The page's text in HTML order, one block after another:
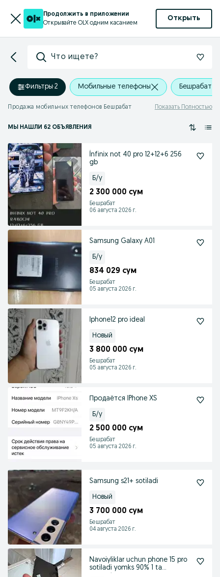
Продолжить в приложении
Открывайте OLX одним касанием
Открыть
Что ищете?
Фильтры·2 Мобильные телефоны Бешрабат
Продажа мобильных телефонов Бешрабат Показать Полностью
МЫ НАШЛИ 62 ОБЪЯВЛЕНИЯ
İnfinix not 40 pro 12+12+6 256
gb
Б/у
2 300 000 сум
Бешрабат
06 августа 2026 г.
Samsung Galaxy A01
Б/у
834 029 сум
Бешрабат
05 августа 2026 г.
Iphone12 pro ideal
Новый
3 800 000 сум
Бешрабат
05 августа 2026 г.
Продаётся IPhone XS
Б/у
2 500 000 сум
Бешрабат
05 августа 2026 г.
Samsung s21+ sotiladi
Новый
3 700 000 сум
Бешрабат
04 августа 2026 г.
Navoiyliklar uchun phone 15 pro
sotiladi yomks 90% 1 ta